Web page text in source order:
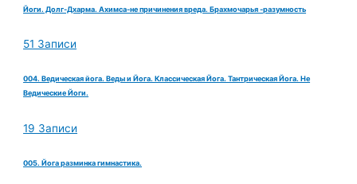
Йоги. Долг-Дхарма. Ахимса-не причинения вреда. Брахмочарья -разумность
51 Записи
004. Ведическая йога. Веды и Йога. Классическая Йога. Тантрическая Йога. Не
Ведические Йоги.
19 Записи
005. Йога разминка гимнастика.